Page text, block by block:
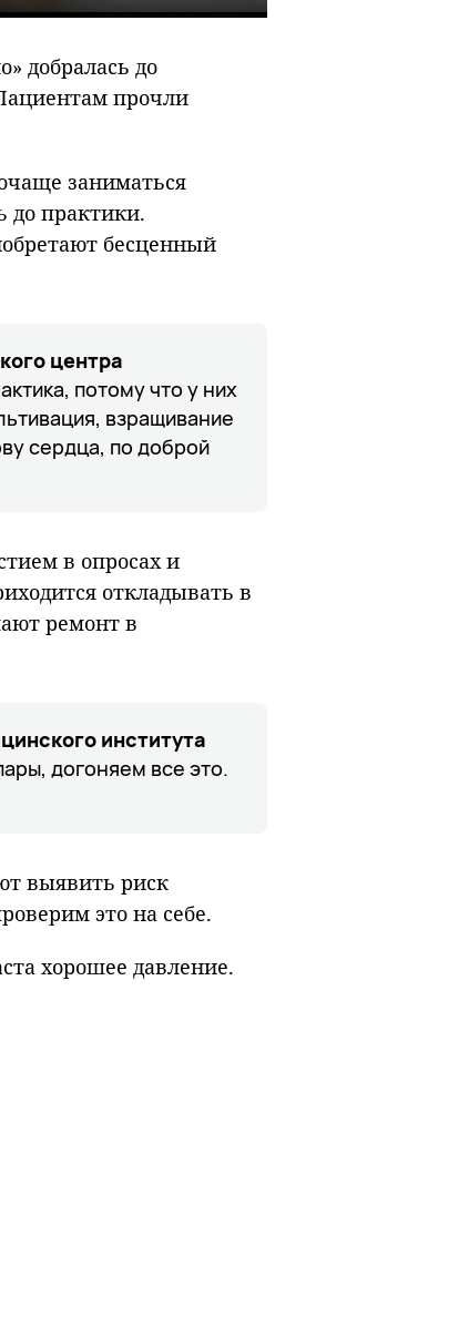
Mute
Enter
добралась до
прочли
заниматься
до практики.
бесценный
центра
потому что у них
взращивание
сердца, по доброй
в опросах и
откладывать в
ремонт в
института
догоняем все это.
выявить риск
это на себе.
хорошее давление.